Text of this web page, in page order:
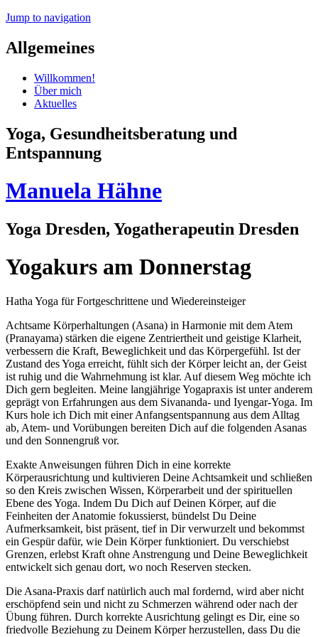
Jump to navigation
Allgemeines
Willkommen!
Über mich
Aktuelles
Yoga, Gesundheitsberatung und
Entspannung
Manuela Hähne
Yoga Dresden, Yogatherapeutin Dresden
Yogakurs am Donnerstag
Hatha Yoga für Fortgeschrittene und Wiedereinsteiger
Achtsame Körperhaltungen (Asana) in Harmonie mit dem Atem
(Pranayama) stärken die eigene Zentriertheit und geistige Klarheit,
verbessern die Kraft, Beweglichkeit und das Körpergefühl. Ist der
Zustand des Yoga erreicht, fühlt sich der Körper leicht an, der Geist
ist ruhig und die Wahrnehmung ist klar. Auf diesem Weg möchte ich
Dich gern begleiten. Meine langjährige Yogapraxis ist unter anderem
geprägt von Erfahrungen aus dem Sivananda- und Iyengar-Yoga. Im
Kurs hole ich Dich mit einer Anfangsentspannung aus dem Alltag
ab, Atem- und Vorübungen bereiten Dich auf die folgenden Asanas
und den Sonnengruß vor.
Exakte Anweisungen führen Dich in eine korrekte
Körperausrichtung und kultivieren Deine Achtsamkeit und schließen
so den Kreis zwischen Wissen, Körperarbeit und der spirituellen
Ebene des Yoga. Indem Du Dich auf Deinen Körper, auf die
Feinheiten der Anatomie fokussierst, bündelst Du Deine
Aufmerksamkeit, bist präsent, tief in Dir verwurzelt und bekommst
ein Gespür dafür, wie Dein Körper funktioniert. Du verschiebst
Grenzen, erlebst Kraft ohne Anstrengung und Deine Beweglichkeit
entwickelt sich genau dort, wo noch Reserven stecken.
Die Asana-Praxis darf natürlich auch mal fordernd, wird aber nicht
erschöpfend sein und nicht zu Schmerzen während oder nach der
Übung führen. Durch korrekte Ausrichtung gelingt es Dir, eine so
friedvolle Beziehung zu Deinem Körper herzustellen, dass Du die